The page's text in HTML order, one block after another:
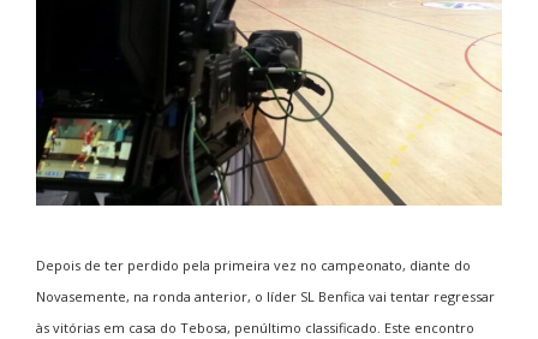
Depois de ter perdido pela primeira vez no campeonato, diante do
Novasemente, na ronda anterior, o líder SL Benfica vai tentar regressar
às vitórias em casa do Tebosa, penúltimo classificado. Este encontro